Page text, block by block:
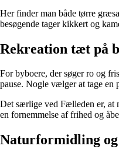
Her finder man både tørre
besøgende tager kikkert og
Rekreation tæt på
For byboere, der søger ro og
pause. Nogle vælger at tage en
Det særlige ved Fælleden er, at
en fornemmelse af frihed og
Naturformidling